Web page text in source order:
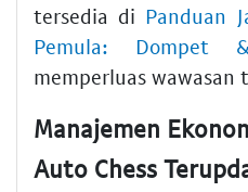
tersedia di Panduan
Pemula: Dompet
memperluas wawasan
Manajemen
Auto Chess